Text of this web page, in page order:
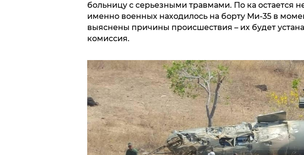
больницу с серьезными травмами. По ка остается
именно военных находилось на борту Ми-35 в
выяснены причины происшествия – их будет
комиссия.